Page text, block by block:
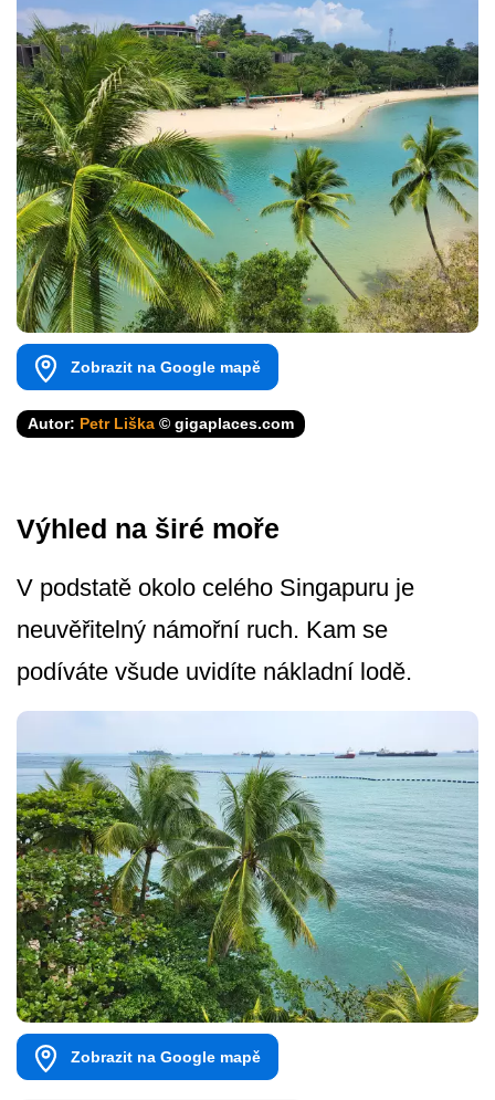
Zobrazit na Google mapě
Autor: Petr Liška © gigaplaces.com
Výhled na širé moře
V podstatě okolo celého Singapuru je
neuvěřitelný námořní ruch. Kam se
podíváte všude uvidíte nákladní lodě.
Zobrazit na Google mapě